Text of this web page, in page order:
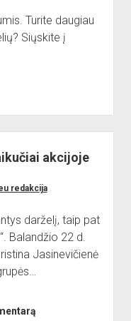
Turite daugiau
Siųskite į
akcijoje
redakcija
darželį, taip pat
Balandžio 22 d.
Jasinevičienė